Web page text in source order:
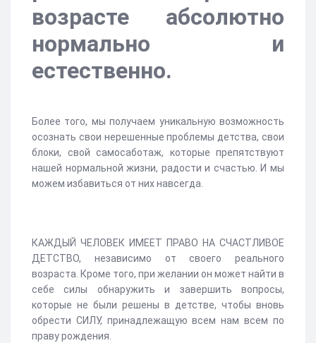
возрасте абсолютно
нормально и
естественно.
Более того, мы получаем уникальную возможность
осознать свои нерешенные проблемы детства, свои
блоки, свой самосаботаж, которые препятствуют
нашей нормальной жизни, радости и счастью. И мы
можем избавиться от них навсегда.
КАЖДЫЙ ЧЕЛОВЕК ИМЕЕТ ПРАВО НА СЧАСТЛИВОЕ
ДЕТСТВО, независимо от своего реального
возраста. Кроме того, при желании он может найти в
себе силы обнаружить и завершить вопросы,
которые не были решены в детстве, чтобы вновь
обрести СИЛУ, принадлежащую всем нам всем по
праву рождения.